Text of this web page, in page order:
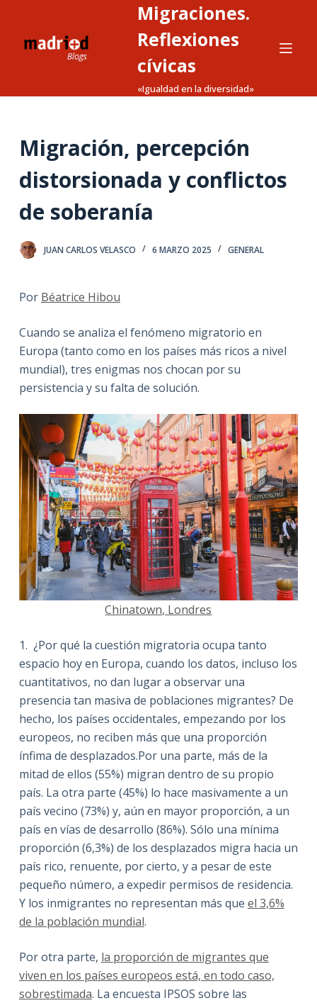
o
n
d
Migraciones.
Reflexiones
cívicas
«Igualdad en la diversidad»
Migración, percepción
distorsionada y conflictos
de soberanía
JUAN CARLOS VELASCO 6 MARZO 2025 GENERAL
Por Béatrice Hibou
Cuando se analiza el fenómeno migratorio en
Europa (tanto como en los países más ricos a nivel
mundial), tres enigmas nos chocan por su
persistencia y su falta de solución.
Chinatown, Londres
1. ¿Por qué la cuestión migratoria ocupa tanto
espacio hoy en Europa, cuando los datos, incluso los
cuantitativos, no dan lugar a observar una
presencia tan masiva de poblaciones migrantes? De
hecho, los países occidentales, empezando por los
europeos, no reciben más que una proporción
ínfima de desplazados.Por una parte, más de la
mitad de ellos (55%) migran dentro de su propio
país. La otra parte (45%) lo hace masivamente a un
país vecino (73%) y, aún en mayor proporción, a un
país en vías de desarrollo (86%). Sólo una mínima
proporción (6,3%) de los desplazados migra hacia un
país rico, renuente, por cierto, y a pesar de este
pequeño número, a expedir permisos de residencia.
Y los inmigrantes no representan más que el 3,6%
de la población mundial.
Por otra parte, la proporción de migrantes que
viven en los países europeos está, en todo caso,
sobrestimada. La encuesta IPSOS sobre las